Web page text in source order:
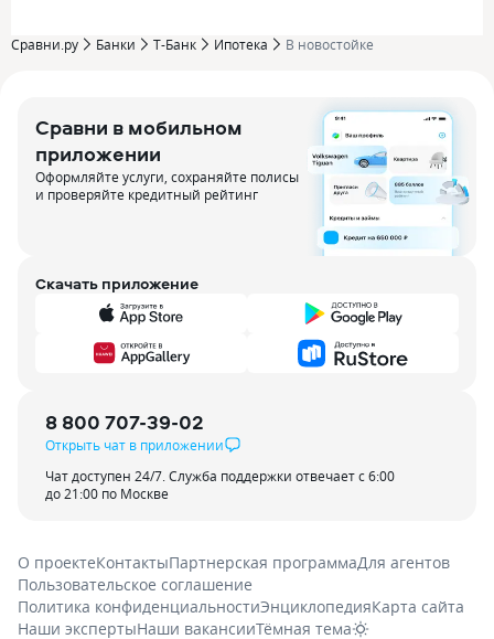
Сравни.ру Банки Т-Банк Ипотека В новостойке
Сравни в мобильном
приложении
Оформляйте услуги, сохраняйте полисы
и проверяйте кредитный рейтинг
Скачать приложение
8 800 707-39-02
Открыть чат в приложении
Чат доступен 24/7. Служба поддержки отвечает с 6:00
до 21:00 по Москве
О проектеКонтактыПартнерская программаДля агентов
Пользовательское соглашение
Политика конфиденциальностиЭнциклопедияКарта сайта
Наши экспертыНаши вакансииТёмная тема